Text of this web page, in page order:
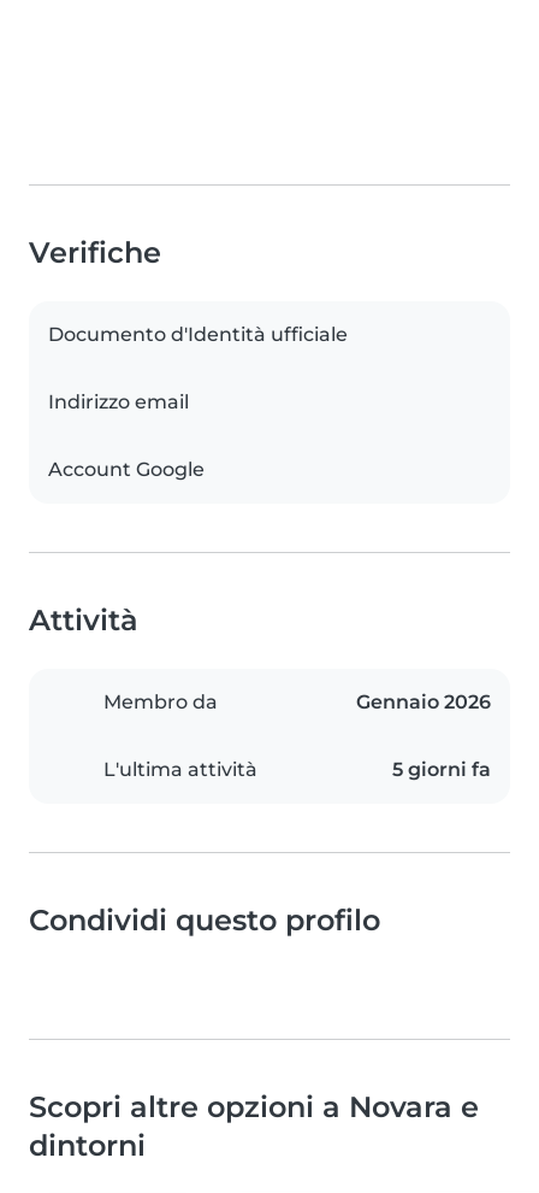
Verifiche
Documento d'Identità ufficiale
Indirizzo email
Account Google
Attività
Membro da Gennaio 2026
L'ultima attività 5 giorni fa
Condividi questo profilo
Scopri altre opzioni a Novara e
dintorni